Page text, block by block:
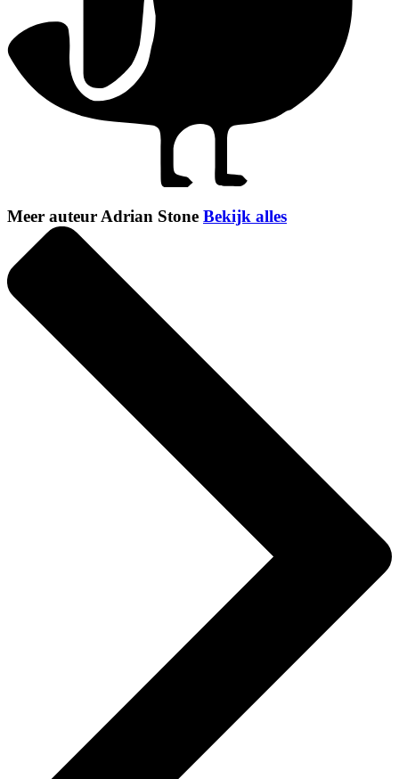
Meer auteur Adrian Stone Bekijk alles